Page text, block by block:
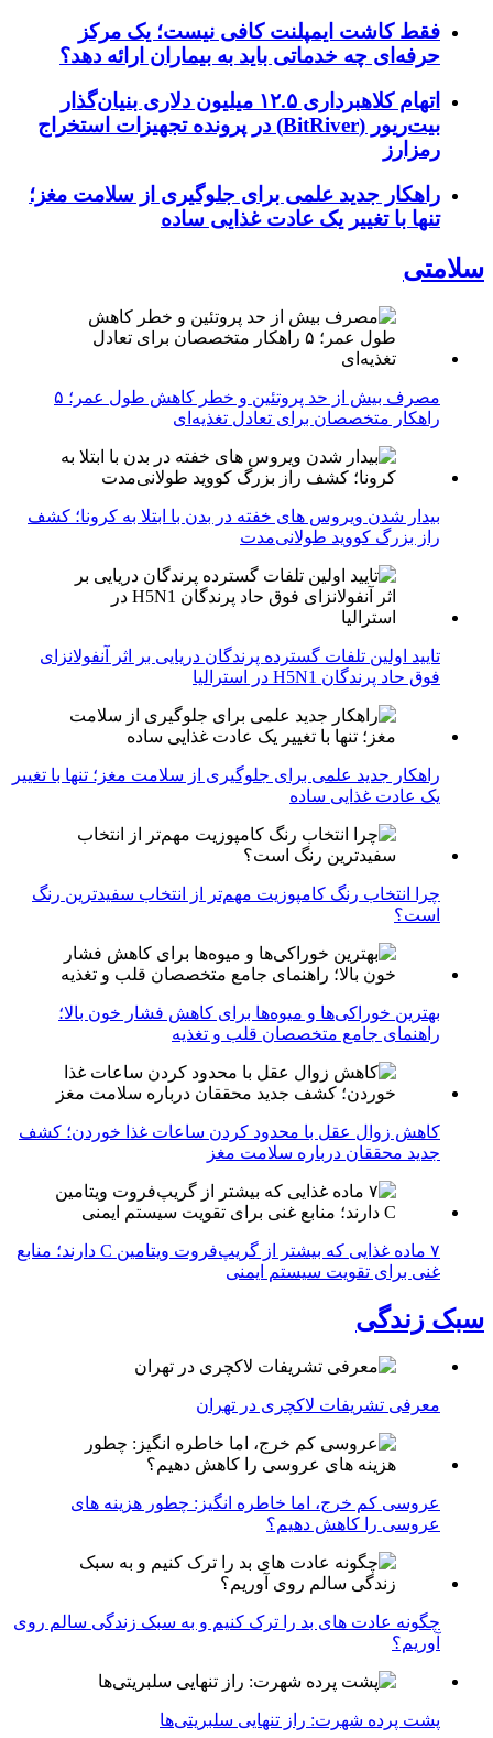
فقط کاشت ایمپلنت کافی نیست؛ یک مرکز
حرفه‌ای چه خدماتی باید به بیماران ارائه دهد؟
اتهام کلاهبرداری ۱۲.۵ میلیون دلاری بنیان‌گذار
بیت‌ریور (BitRiver) در پرونده تجهیزات استخراج
رمزارز
راهکار جدید علمی برای جلوگیری از سلامت مغز؛
تنها با تغییر یک عادت غذایی ساده
سلامتی
مصرف بیش از حد پروتئین و خطر کاهش طول عمر؛ ۵
راهکار متخصصان برای تعادل تغذیه‌ای
بیدار شدن ویروس‌ های خفته در بدن با ابتلا به کرونا؛ کشف
راز بزرگ کووید طولانی‌مدت
تایید اولین تلفات گسترده پرندگان دریایی بر اثر آنفولانزای
فوق حاد پرندگان H5N1 در استرالیا
راهکار جدید علمی برای جلوگیری از سلامت مغز؛ تنها با تغییر
یک عادت غذایی ساده
چرا انتخاب رنگ کامپوزیت مهم‌تر از انتخاب سفیدترین رنگ
است؟
بهترین خوراکی‌ها و میوه‌ها برای کاهش فشار خون بالا؛
راهنمای جامع متخصصان قلب و تغذیه
کاهش زوال عقل با محدود کردن ساعات غذا خوردن؛ کشف
جدید محققان درباره سلامت مغز
۷ ماده غذایی که بیشتر از گریپ‌فروت ویتامین C دارند؛ منابع
غنی برای تقویت سیستم ایمنی
سبک زندگی
معرفی تشریفات لاکچری در تهران
عروسی کم خرج، اما خاطره انگیز: چطور هزینه های
عروسی را کاهش دهیم؟
چگونه عادت‌ های بد را ترک کنیم و به سبک زندگی سالم روی
آوریم؟
پشت پرده شهرت: راز تنهایی سلبریتی‌ها